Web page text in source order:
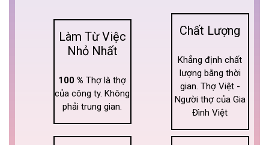
Làm Từ Việc
Nhỏ Nhất
100 % Thợ là thợ
của công ty. Không
phải trung gian.
Chất Lượng
Khẳng định chất
lượng bằng thời
gian. Thợ Việt -
Người thợ của Gia
Đình Việt